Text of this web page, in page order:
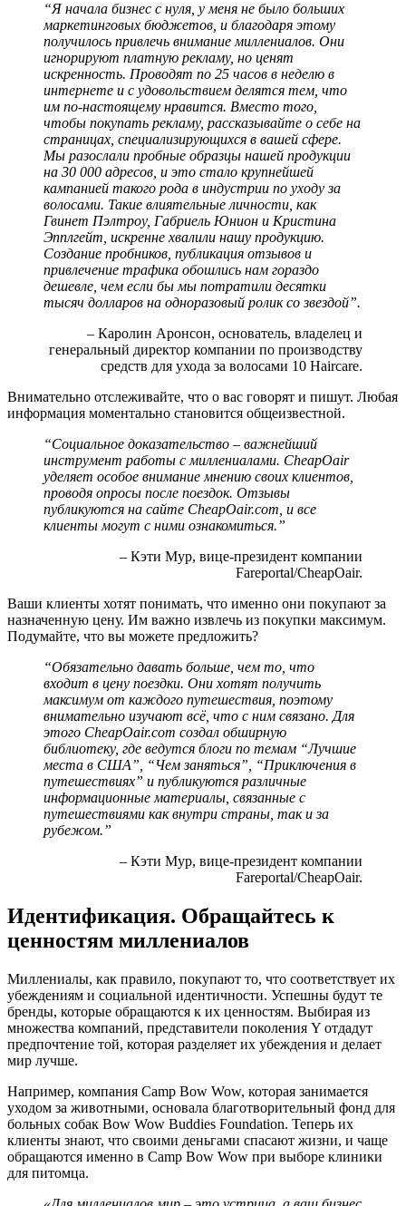
“Я начала бизнес с нуля, у меня не было больших
маркетинговых бюджетов, и благодаря этому
получилось привлечь внимание миллениалов. Они
игнорируют платную рекламу, но ценят
искренность. Проводят по 25 часов в неделю в
интернете и с удовольствием делятся тем, что
им по-настоящему нравится. Вместо того,
чтобы покупать рекламу, рассказывайте о себе на
страницах, специализирующихся в вашей сфере.
Мы разослали пробные образцы нашей продукции
на 30 000 адресов, и это стало крупнейшей
кампанией такого рода в индустрии по уходу за
волосами. Такие влиятельные личности, как
Гвинет Пэлтроу, Габриель Юнион и Кристина
Эпплгейт, искренне хвалили нашу продукцию.
Создание пробников, публикация отзывов и
привлечение трафика обошлись нам гораздо
дешевле, чем если бы мы потратили десятки
тысяч долларов на одноразовый ролик со звездой”.
– Каролин Аронсон, основатель, владелец и
генеральный директор компании по производству
средств для ухода за волосами 10 Haircare.
Внимательно отслеживайте, что о вас говорят и пишут. Любая
информация моментально становится общеизвестной.
“Социальное доказательство – важнейший
инструмент работы с миллениалами. CheapOair
уделяет особое внимание мнению своих клиентов,
проводя опросы после поездок. Отзывы
публикуются на сайте CheapOair.com, и все
клиенты могут с ними ознакомиться.”
– Кэти Мур, вице-президент компании
Fareportal/CheapOair.
Ваши клиенты хотят понимать, что именно они покупают за
назначенную цену. Им важно извлечь из покупки максимум.
Подумайте, что вы можете предложить?
“Обязательно давать больше, чем то, что
входит в цену поездки. Они хотят получить
максимум от каждого путешествия, поэтому
внимательно изучают всё, что с ним связано. Для
этого CheapOair.com создал обширную
библиотеку, где ведутся блоги по темам “Лучшие
места в США”, “Чем заняться”, “Приключения в
путешествиях” и публикуются различные
информационные материалы, связанные с
путешествиями как внутри страны, так и за
рубежом.”
– Кэти Мур, вице-президент компании
Fareportal/CheapOair.
Идентификация. Обращайтесь к
ценностям миллениалов
Миллениалы, как правило, покупают то, что соответствует их
убеждениям и социальной идентичности. Успешны будут те
бренды, которые обращаются к их ценностям. Выбирая из
множества компаний, представители поколения Y отдадут
предпочтение той, которая разделяет их убеждения и делает
мир лучше.
Например, компания Camp Bow Wow, которая занимается
уходом за животными, основала благотворительный фонд для
больных собак Bow Wow Buddies Foundation. Теперь их
клиенты знают, что своими деньгами спасают жизни, и чаще
обращаются именно в Camp Bow Wow при выборе клиники
для питомца.